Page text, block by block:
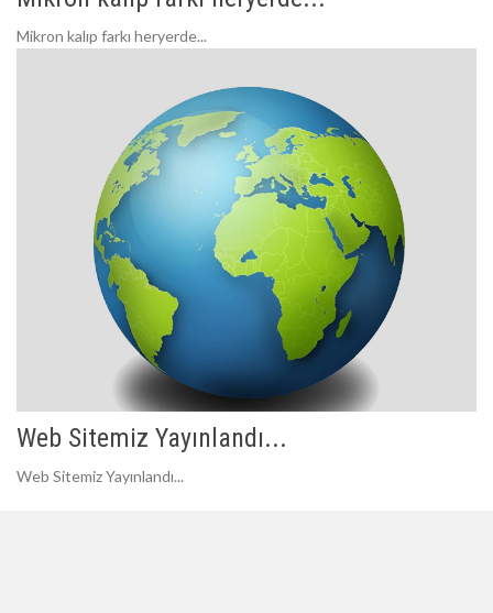
Mikron kalıp farkı heryerde...
Web Sitemiz Yayınlandı...
Web Sitemiz Yayınlandı...